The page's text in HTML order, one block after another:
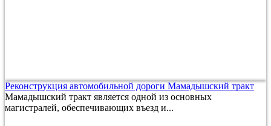
Реконструкция автомобильной дороги Мамадышский тракт
Мамадышский тракт является одной из основных
магистралей, обеспечивающих въезд и...